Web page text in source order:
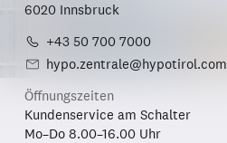
6020 Innsbruck
+43 50 700 7000
hypo.zentrale@hypotirol.com
Öffnungszeiten
Kundenservice am Schalter
Mo–Do 8.00–16.00 Uhr